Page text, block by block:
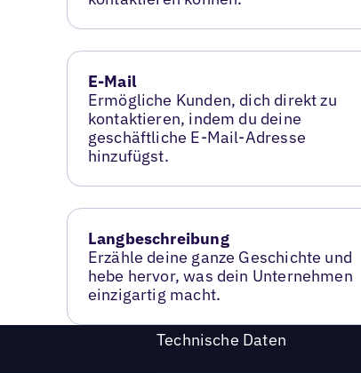
E-Mail
Ermögliche Kunden, dich direkt zu
kontaktieren, indem du deine
geschäftliche E-Mail-Adresse
hinzufügst.
Langbeschreibung
Erzähle deine ganze Geschichte und
hebe hervor, was dein Unternehmen
einzigartig macht.
Technische Daten